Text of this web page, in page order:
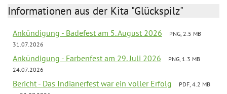
Informationen aus der Kita "Glückspilz"
Ankündigung - Badefest am 5. August 2026
PNG, 2.5 MB
31.07.2026
Ankündigung - Farbenfest am 29. Juli 2026
PNG, 1.3 MB
24.07.2026
Bericht - Das Indianerfest war ein voller Erfolg
PDF, 4.2 MB